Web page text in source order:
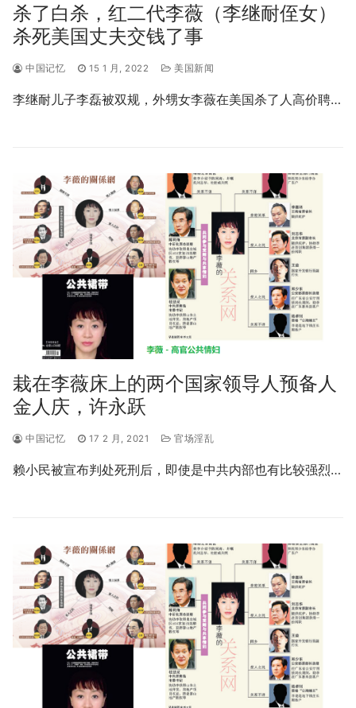
杀了白杀，红二代李薇（李继耐侄女）
杀死美国丈夫交钱了事
中国记忆 15 1 月, 2022 美国新闻
李继耐儿子李磊被双规，外甥女李薇在美国杀了人高价聘…
栽在李薇床上的两个国家领导人预备人
金人庆，许永跃
中国记忆 17 2 月, 2021 官场淫乱
赖小民被宣布判处死刑后，即使是中共内部也有比较强烈…